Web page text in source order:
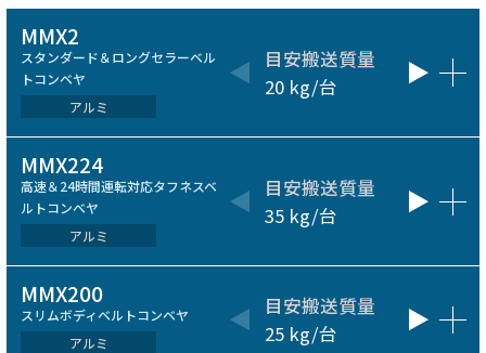
MMX2
スタンダード＆ロングセラーベル
トコンベヤ
アルミ
目安搬送質量
20 kg/台
ベルト
50～
MMX224
高速＆24時間運転対応タフネスベ
ルトコンベヤ
アルミ
目安搬送質量
35 kg/台
ベルト
50～
MMX200
スリムボディベルトコンベヤ
アルミ
目安搬送質量
25 kg/台
ベルト
50～